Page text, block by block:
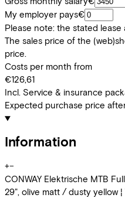
My employer pays€
Please note: the stated lease
The sales price of the
price.
Costs per month from
€126,61
Incl. Service & insurance
Expected purchase price
Information
+−
CONWAY Elektrische MTB
29", olive matt / dusty yellow